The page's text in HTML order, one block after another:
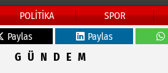
POLİTİKA SPOR
GÜNDEM
Paylas Paylas